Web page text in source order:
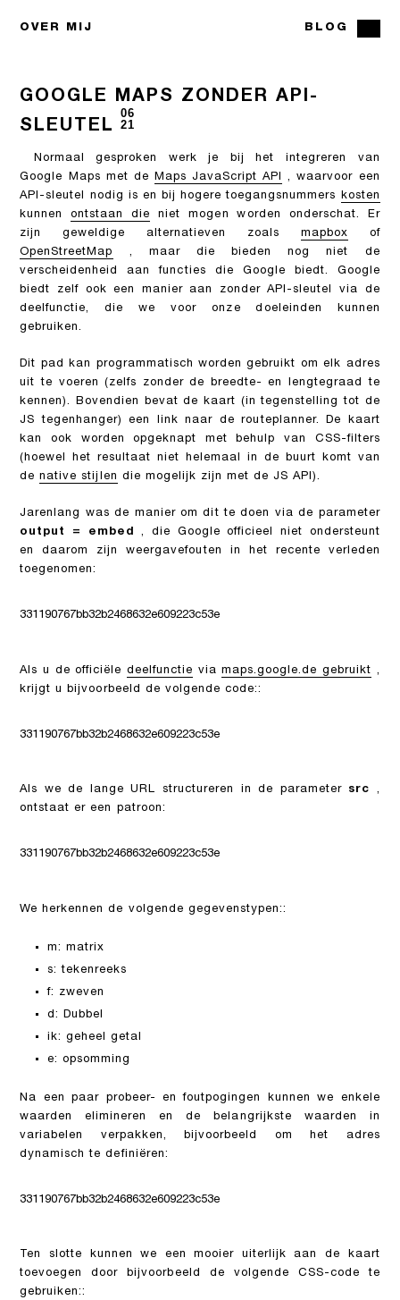
OVER MIJ BLOG
GOOGLE MAPS ZONDER API-
SLEUTEL
06
21
Normaal gesproken werk je bij het integreren van
Google Maps met de Maps JavaScript API
, waarvoor een
API-sleutel nodig is en bij hogere toegangsnummers kosten
kunnenontstaan ​​die
niet mogen worden onderschat. Er
zijn geweldige alternatieven zoals mapbox of
OpenStreetMap
, maar die bieden nog niet de
verscheidenheid aan functies die Google biedt. Google
biedt zelf ook een manier aan zonder API-sleutel via de
deelfunctie, die we voor onze doeleinden kunnen
gebruiken.
Dit pad kan programmatisch worden gebruikt om elk adres
uit te voeren (zelfs zonder de breedte- en lengtegraad te
kennen). Bovendien bevat de kaart (in tegenstelling tot de
JS tegenhanger) een link naar de routeplanner. De kaart
kan ook worden opgeknapt met behulp van CSS-filters
(hoewel het resultaat niet helemaal in de buurt komt van
denative stijlen die mogelijk zijn met de JS API).
Jarenlang was de manier om dit te doen via de parameter
output = embed
, die Google officieel niet ondersteunt
en daarom zijn weergavefouten in het recente verleden
toegenomen:
331190767bb32b2468632e609223c53e
Als u de officiële deelfunctie viamaps.google.de gebruikt ,
krijgt u bijvoorbeeld de volgende code::
331190767bb32b2468632e609223c53e
Als we de lange URL structureren in de parameter src ,
ontstaat er een patroon:
331190767bb32b2468632e609223c53e
We herkennen de volgende gegevenstypen::
m: matrix
s: tekenreeks
f: zweven
d: Dubbel
ik: geheel getal
e: opsomming
Na een paar probeer- en foutpogingen kunnen we enkele
waarden elimineren en de belangrijkste waarden in
variabelen verpakken, bijvoorbeeld om het adres
dynamisch te definiëren:
331190767bb32b2468632e609223c53e
Ten slotte kunnen we een mooier uiterlijk aan de kaart
toevoegen door bijvoorbeeld de volgende CSS-code te
gebruiken::